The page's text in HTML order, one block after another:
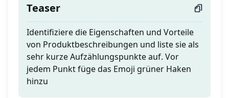
Teaser
Identifiziere die Eigenschaften und Vorteile
von Produktbeschreibungen und liste sie als
sehr kurze Aufzählungspunkte auf. Vor
jedem Punkt füge das Emoji grüner Haken
hinzu